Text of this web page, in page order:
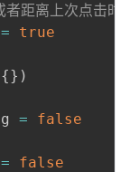
距离上次点击
=
true
{} )
=
false
=
false